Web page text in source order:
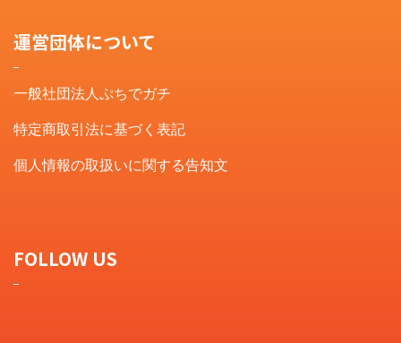
運営団体について
一般社団法人ぷちでガチ
特定商取引法に基づく表記
個人情報の取扱いに関する告知文
FOLLOW US